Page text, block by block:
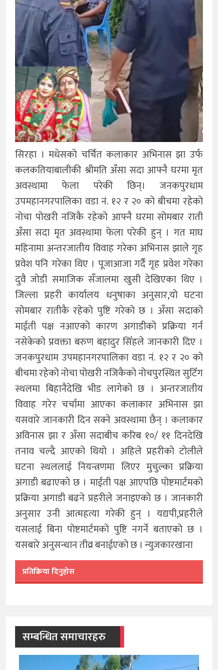
सिरहा । मधेसको चर्चित कलाकार अभिनास झा उर्फ
कलकतियाबालीकी श्रीमति अँसा सदा आफ्नै घरमा मृत
अवस्थामा फेला परेकी छिन्। जनकपुरधाम
उपमहानगरपालिका वडा नं. १२ र २० को बीचमा रहेको
नोचा पोखरी नजिकै रहेको आफ्नै घरमा सोमबार राती
अँसा सदा मृत अवस्थामा फेला परेकी हुन् । गत माघ
महिनामा अन्तरजातीय विवाह गरेका अभिनास झाले गृह
प्रवेश पनि गरेका थिए । पूजाआजा गर्दै गृह प्रवेश गरेका
दुवै जोडी समाजिक सँजालमा खुसी देखिएका थिए ।
जिल्ला प्रहरी कार्यालय धनुषाका अनुसार,यो घटना
सोमबार रातीकै रहेको पुष्टि गरेको छ । अँसा सदाको
माईती पक्ष नआएको कारण अगाडीको प्रक्रिया गर्न
नसेकेको प्रवक्ता बरुण बहादुर सिँहले जानकारी दिए ।
जनकपुरधाम उपमहानगरपालिका वडा नं. १२ र २० को
बीचमा रहेको नोचा पोखरी नजिकैको नोचपुरस्थित सुटिँग
स्थलमा बिहानैदेखि भीड लागेको छ । अन्तरजातीय
विवाह गरेर चर्चामा आएका कलाकार अभिनास झा
यसवारे जानकारी दिन सक्ने अवस्थामा छैन् । कलाकार
अविनास झा र अँसा सदाबीच करिब १०/ ११ दिनदेखि
तनाव चल्दै आएको थियो । अहिले प्रहरीको टोलीले
घटना स्थललाई नियन्त्रणमा लिएर मुचुल्का प्रक्रिया
अगाडी बढाएको छ । माईती पक्ष आएपछि पोष्टमार्टमको
प्रक्रिया अगाडी बढने प्रहरीले जनाइएको छ । जानकारी
अनुसार उनी आत्महत्या गरेकी हुन् । यद्यपी,प्रहरीले
यसलाई बिना पोष्टमार्टमको पुष्टि नगर्ने बताएको छ ।
यसबारे अनुसन्धान तीव्र बनाईएको छ । न्युजकारखाना
प्रतिक्रिया दिनुहोस
सम्बन्धित समाचारहरु